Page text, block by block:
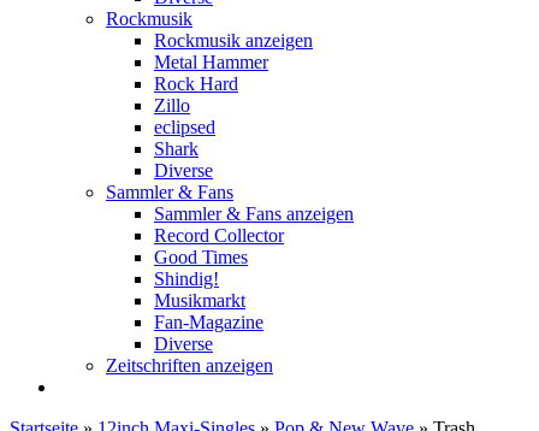
Rockmusik
Rockmusik anzeigen
Metal Hammer
Rock Hard
Zillo
eclipsed
Shark
Diverse
Sammler & Fans
Sammler & Fans anzeigen
Record Collector
Good Times
Shindig!
Musikmarkt
Fan-Magazine
Diverse
Zeitschriften anzeigen